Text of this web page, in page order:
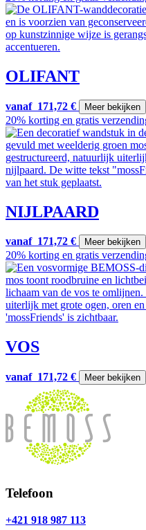
OLIFANT
vanaf 171,72 € Meer bekijken
20% korting en gratis
NIJLPAARD
vanaf 171,72 € Meer bekijken
20% korting en gratis
VOS
vanaf 171,72 € Meer bekijken
Telefoon
+421 918 987 113